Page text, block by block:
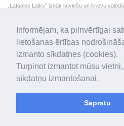
Informējam, ka pilnvērtīgai
lietošanas ērtības
izmanto sīkdatnes (cookies).
Turpinot izmantot mūsu
sīkdatņu izmantošanai.
Sapratu
„Latgales Laiks” iznāk latviešu un krievu
„Latgales Laiks” latviešu valodā aptver
2026. gada 7. augusts
Piektdiena
Alfrēds, Fredis, Madars